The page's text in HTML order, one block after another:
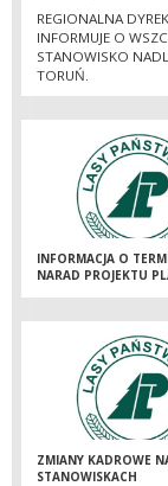
REGIONALNA
INFORMUJE O
STANOWISKO
TORUŃ.
INFORMACJA O
NARAD PROJEKTU
ZMIANY KADROWE
STANOWISKACH